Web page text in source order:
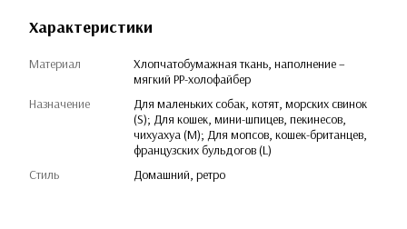
Характеристики
Материал
Хлопчатобумажная ткань, наполнение –
мягкий PP-холофайбер
Назначение
Для маленьких собак, котят, морских свинок
(S); Для кошек, мини-шпицев, пекинесов,
чихуахуа (M); Для мопсов, кошек-британцев,
французских бульдогов (L)
Стиль
Домашний, ретро